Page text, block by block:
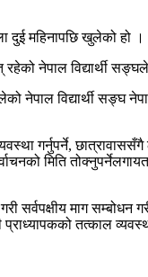
दुई महिनापछि खुलेको हो ।
नेपाल विद्यार्थी
नेपाल विद्यार्थी
गर्नुपर्ने,
मिति
सर्वपक्षीय माग सम्बोधन
तत्काल